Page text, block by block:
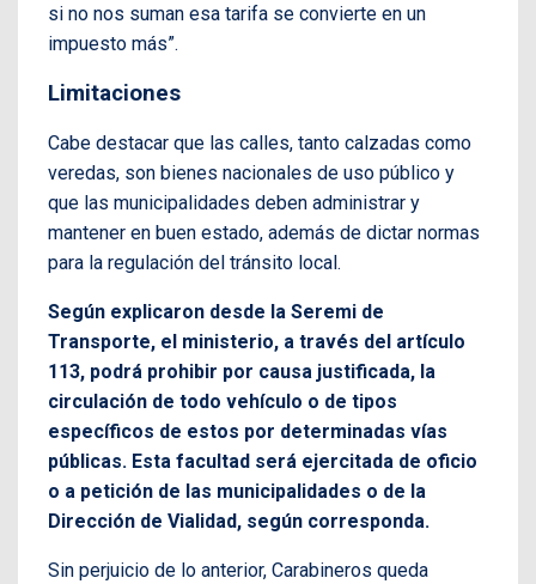
si no nos suman esa tarifa se convierte en un
impuesto más”.
Limitaciones
Cabe destacar que las calles, tanto calzadas como
veredas, son bienes nacionales de uso público y
que las municipalidades deben administrar y
mantener en buen estado, además de dictar normas
para la regulación del tránsito local.
Según explicaron desde la Seremi de
Transporte, el ministerio, a través del artículo
113, podrá prohibir por causa justificada, la
circulación de todo vehículo o de tipos
específicos de estos por determinadas vías
públicas. Esta facultad será ejercitada de oficio
o a petición de las municipalidades o de la
Dirección de Vialidad, según corresponda.
Sin perjuicio de lo anterior, Carabineros queda